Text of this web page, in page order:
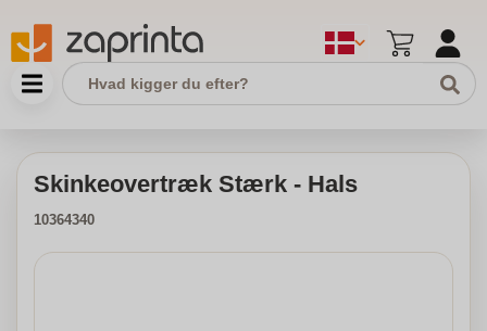
Skinkeovertræk Stærk - Hals
10364340